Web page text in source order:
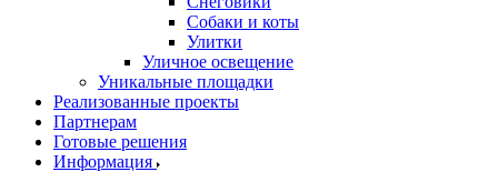
Собаки и коты
Улитки
Уличное освещение
Уникальные площадки
Реализованные проекты
Партнерам
Готовые решения
Информация